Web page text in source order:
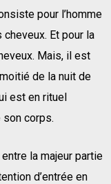
pour l’homme
Et pour la
Mais, il est
de la nuit de
est en rituel
son corps.
la majeur partie
d’entrée en